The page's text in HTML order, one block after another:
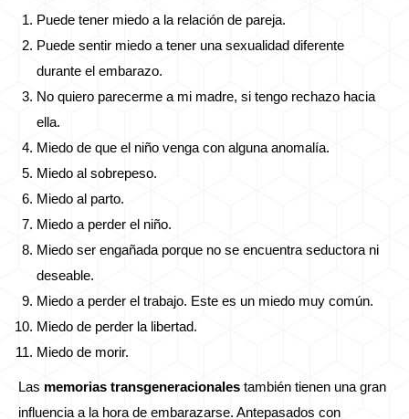
Puede tener miedo a la relación de pareja.
Puede sentir miedo a tener una sexualidad diferente
durante el embarazo.
No quiero parecerme a mi madre, si tengo rechazo hacia
ella.
Miedo de que el niño venga con alguna anomalía.
Miedo al sobrepeso.
Miedo al parto.
Miedo a perder el niño.
Miedo ser engañada porque no se encuentra seductora ni
deseable.
Miedo a perder el trabajo. Este es un miedo muy común.
Miedo de perder la libertad.
Miedo de morir.
Las memorias transgeneracionales también tienen una gran
influencia a la hora de embarazarse. Antepasados con